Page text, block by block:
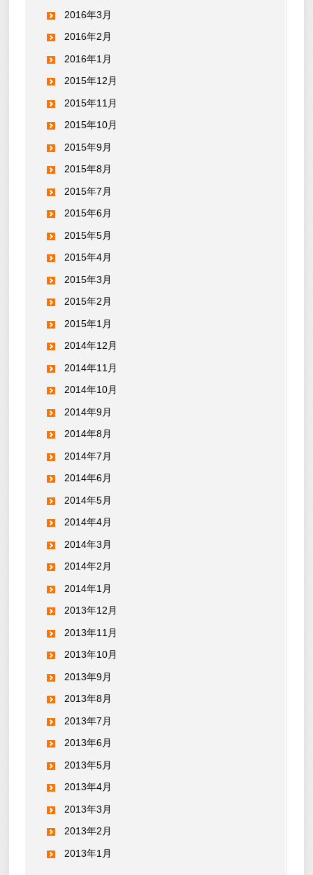
2016年3月
2016年2月
2016年1月
2015年12月
2015年11月
2015年10月
2015年9月
2015年8月
2015年7月
2015年6月
2015年5月
2015年4月
2015年3月
2015年2月
2015年1月
2014年12月
2014年11月
2014年10月
2014年9月
2014年8月
2014年7月
2014年6月
2014年5月
2014年4月
2014年3月
2014年2月
2014年1月
2013年12月
2013年11月
2013年10月
2013年9月
2013年8月
2013年7月
2013年6月
2013年5月
2013年4月
2013年3月
2013年2月
2013年1月